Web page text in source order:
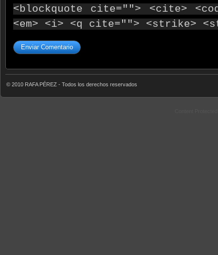
<blockquote cite=""> <cite>
<em> <i> <q cite=""> <strike>
© 2010 RAFA PÉREZ - Todos los derechos reservados